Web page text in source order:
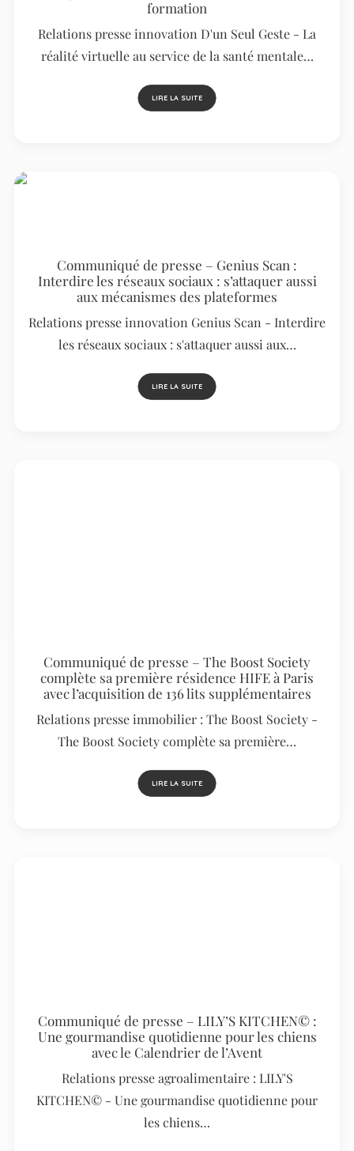
formation
Relations presse innovation D'un Seul Geste - La
réalité virtuelle au service de la santé mentale…
LIRE LA SUITE
Communiqué de presse – Genius Scan :
Interdire les réseaux sociaux : s’attaquer aussi
aux mécanismes des plateformes
Relations presse innovation Genius Scan - Interdire
les réseaux sociaux : s'attaquer aussi aux…
LIRE LA SUITE
Communiqué de presse – The Boost Society
complète sa première résidence HIFE à Paris
avec l’acquisition de 136 lits supplémentaires
Relations presse immobilier : The Boost Society -
The Boost Society complète sa première…
LIRE LA SUITE
Communiqué de presse – LILY’S KITCHEN© :
Une gourmandise quotidienne pour les chiens
avec le Calendrier de l’Avent
Relations presse agroalimentaire : LILY'S
KITCHEN© - Une gourmandise quotidienne pour
les chiens…